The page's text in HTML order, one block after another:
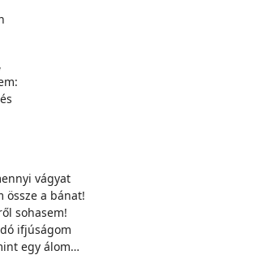
vágyat
a bánat!
sohasem!
ifjúságom
egy álom…